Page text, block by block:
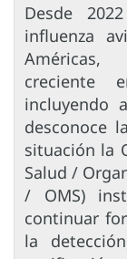
Desde
influenza
creciente
incluyendo
desconoce
situación la
Salud /
/ OMS)
continuar
la